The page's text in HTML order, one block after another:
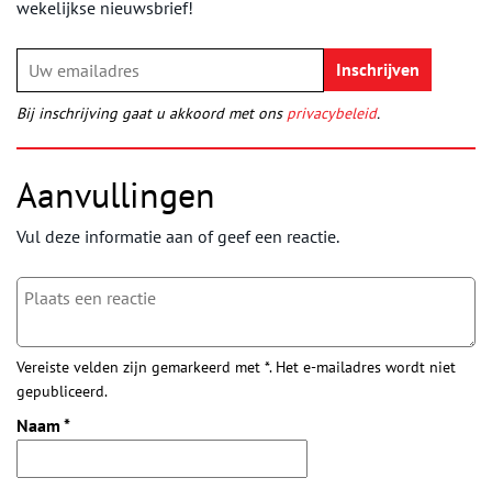
wekelijkse nieuwsbrief!
Bij inschrijving gaat u akkoord met ons privacybeleid.
Aanvullingen
Vul deze informatie aan of geef een reactie.
Vereiste velden zijn gemarkeerd met *. Het e-mailadres wordt niet
gepubliceerd.
Naam *